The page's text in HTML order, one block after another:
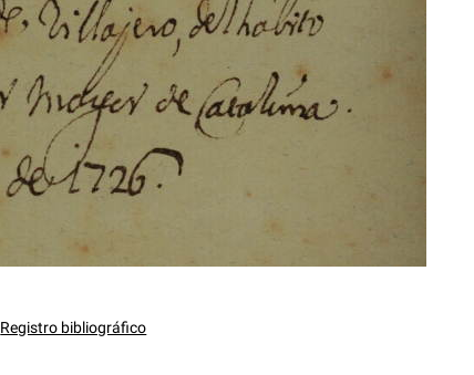
Registro bibliográfico